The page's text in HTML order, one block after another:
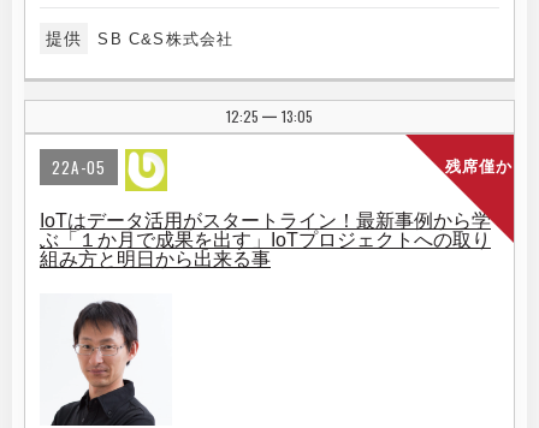
提供 SB C&S株式会社
12:25 | 13:05
残席僅か
22A-05
IoTはデータ活用がスタートライン！最新事例から学
ぶ「１か月で成果を出す」IoTプロジェクトへの取り
組み方と明日から出来る事